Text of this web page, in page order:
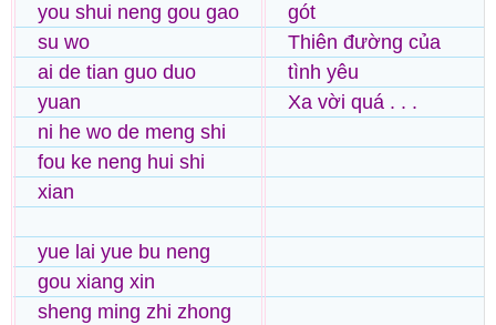
you shui neng gou gao
su wo
ai de tian guo duo
yuan
ni he wo de meng shi
fou ke neng hui shi
xian
yue lai yue bu neng
gou xiang xin
sheng ming zhi zhong
gót
Thiên đường của
tình yêu
Xa vời quá . . .